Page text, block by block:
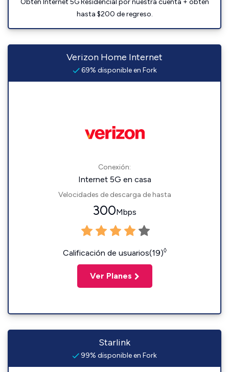
Obtén Internet 5G Residencial por nuestra cuenta + obtén
hasta $200 de regreso.
Verizon Home Internet
69% disponible en Fork
Conexión:
Internet 5G en casa
Velocidades de descarga de hasta
300Mbps
Calificación de usuarios(19)◊
Ver Planes
Starlink
99% disponible en Fork